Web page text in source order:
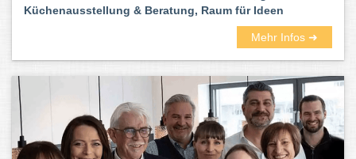
Küchenausstellung & Beratung, Raum für Ideen
Mehr Infos ➜